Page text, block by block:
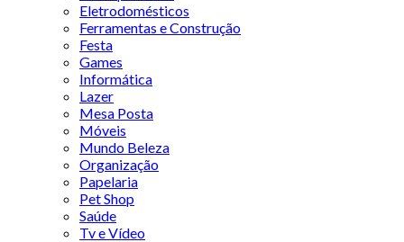
Eletrodomésticos
Ferramentas e Construção
Festa
Games
Informática
Lazer
Mesa Posta
Móveis
Mundo Beleza
Organização
Papelaria
Pet Shop
Saúde
Tv e Vídeo